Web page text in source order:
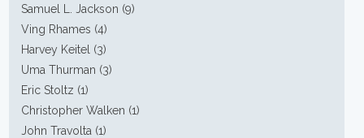
Samuel L. Jackson (9)
Ving Rhames (4)
Harvey Keitel (3)
Uma Thurman (3)
Eric Stoltz (1)
Christopher Walken (1)
John Travolta (1)